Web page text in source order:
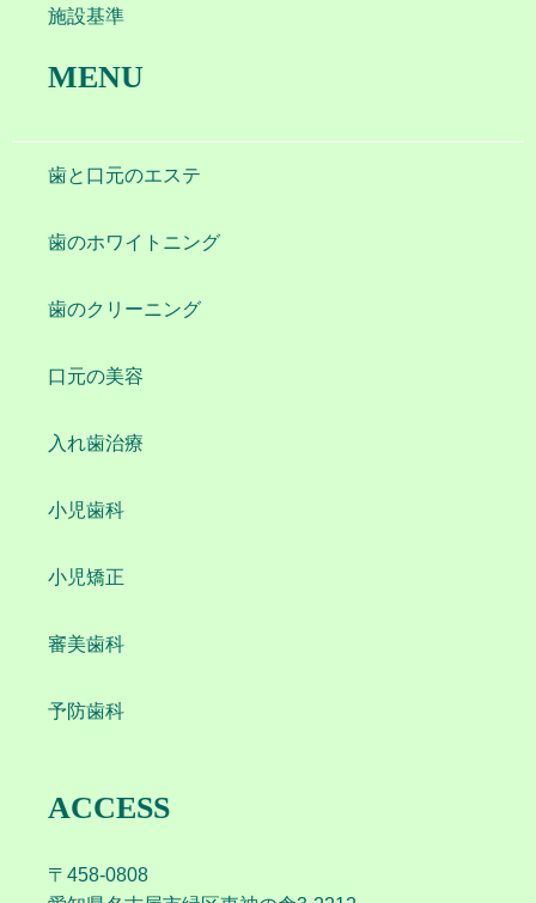
施設基準
MENU
歯と口元のエステ
歯のホワイトニング
歯のクリーニング
口元の美容
入れ歯治療
小児歯科
小児矯正
審美歯科
予防歯科
ACCESS
〒458-0808